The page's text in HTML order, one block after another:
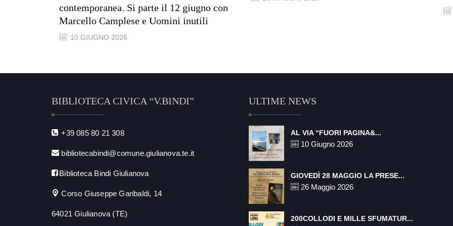
contemporanea. Si parte il 12 giugno con
Marcello Camplese e Uomini inutili
10 GIUGNO 2026
BIBLIOTECA CIVICA “V.BINDI”
+39 085 80 21 308
bibliotecabindi@comune.giulianova.te.it
Biblioteca Bindi Giulianova
Corso Giuseppe Garibaldi, 14
64021 Giulianova (TE)
ULTIME NEWS
AL VIA “FUORI PAGINA&...
10 Giugno 2026
GIOVEDÌ 28 MAGGIO LA PRESE...
26 Maggio 2026
200COLLODI E MILLE SFUMATUR...